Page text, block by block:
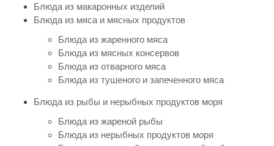
Блюда из макаронных изделий
Блюда из мяса и мясных продуктов
Блюда из жаренного мяса
Блюда из мясных консервов
Блюда из отварного мяса
Блюда из тушеного и запеченного мяса
Блюда из рыбы и нерыбных продуктов моря
Блюда из жареной рыбы
Блюда из нерыбных продуктов моря